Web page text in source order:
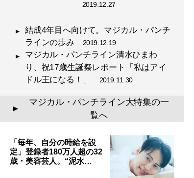
2019.12.27
結成4年目へ向けて。マジカル・パンチ
ラインの歩み 2019.12.19
マジカル・パンチライン清水ひまわ
り、祝17歳生誕祭レポート「私はアイ
ドル王になる！」 2019.11.30
▲
マジカル・パンチライン大特集の一
覧へ
「毎年、自分の時給を設
定」登録者180万人超の32
歳・美容芸人。“泥水…